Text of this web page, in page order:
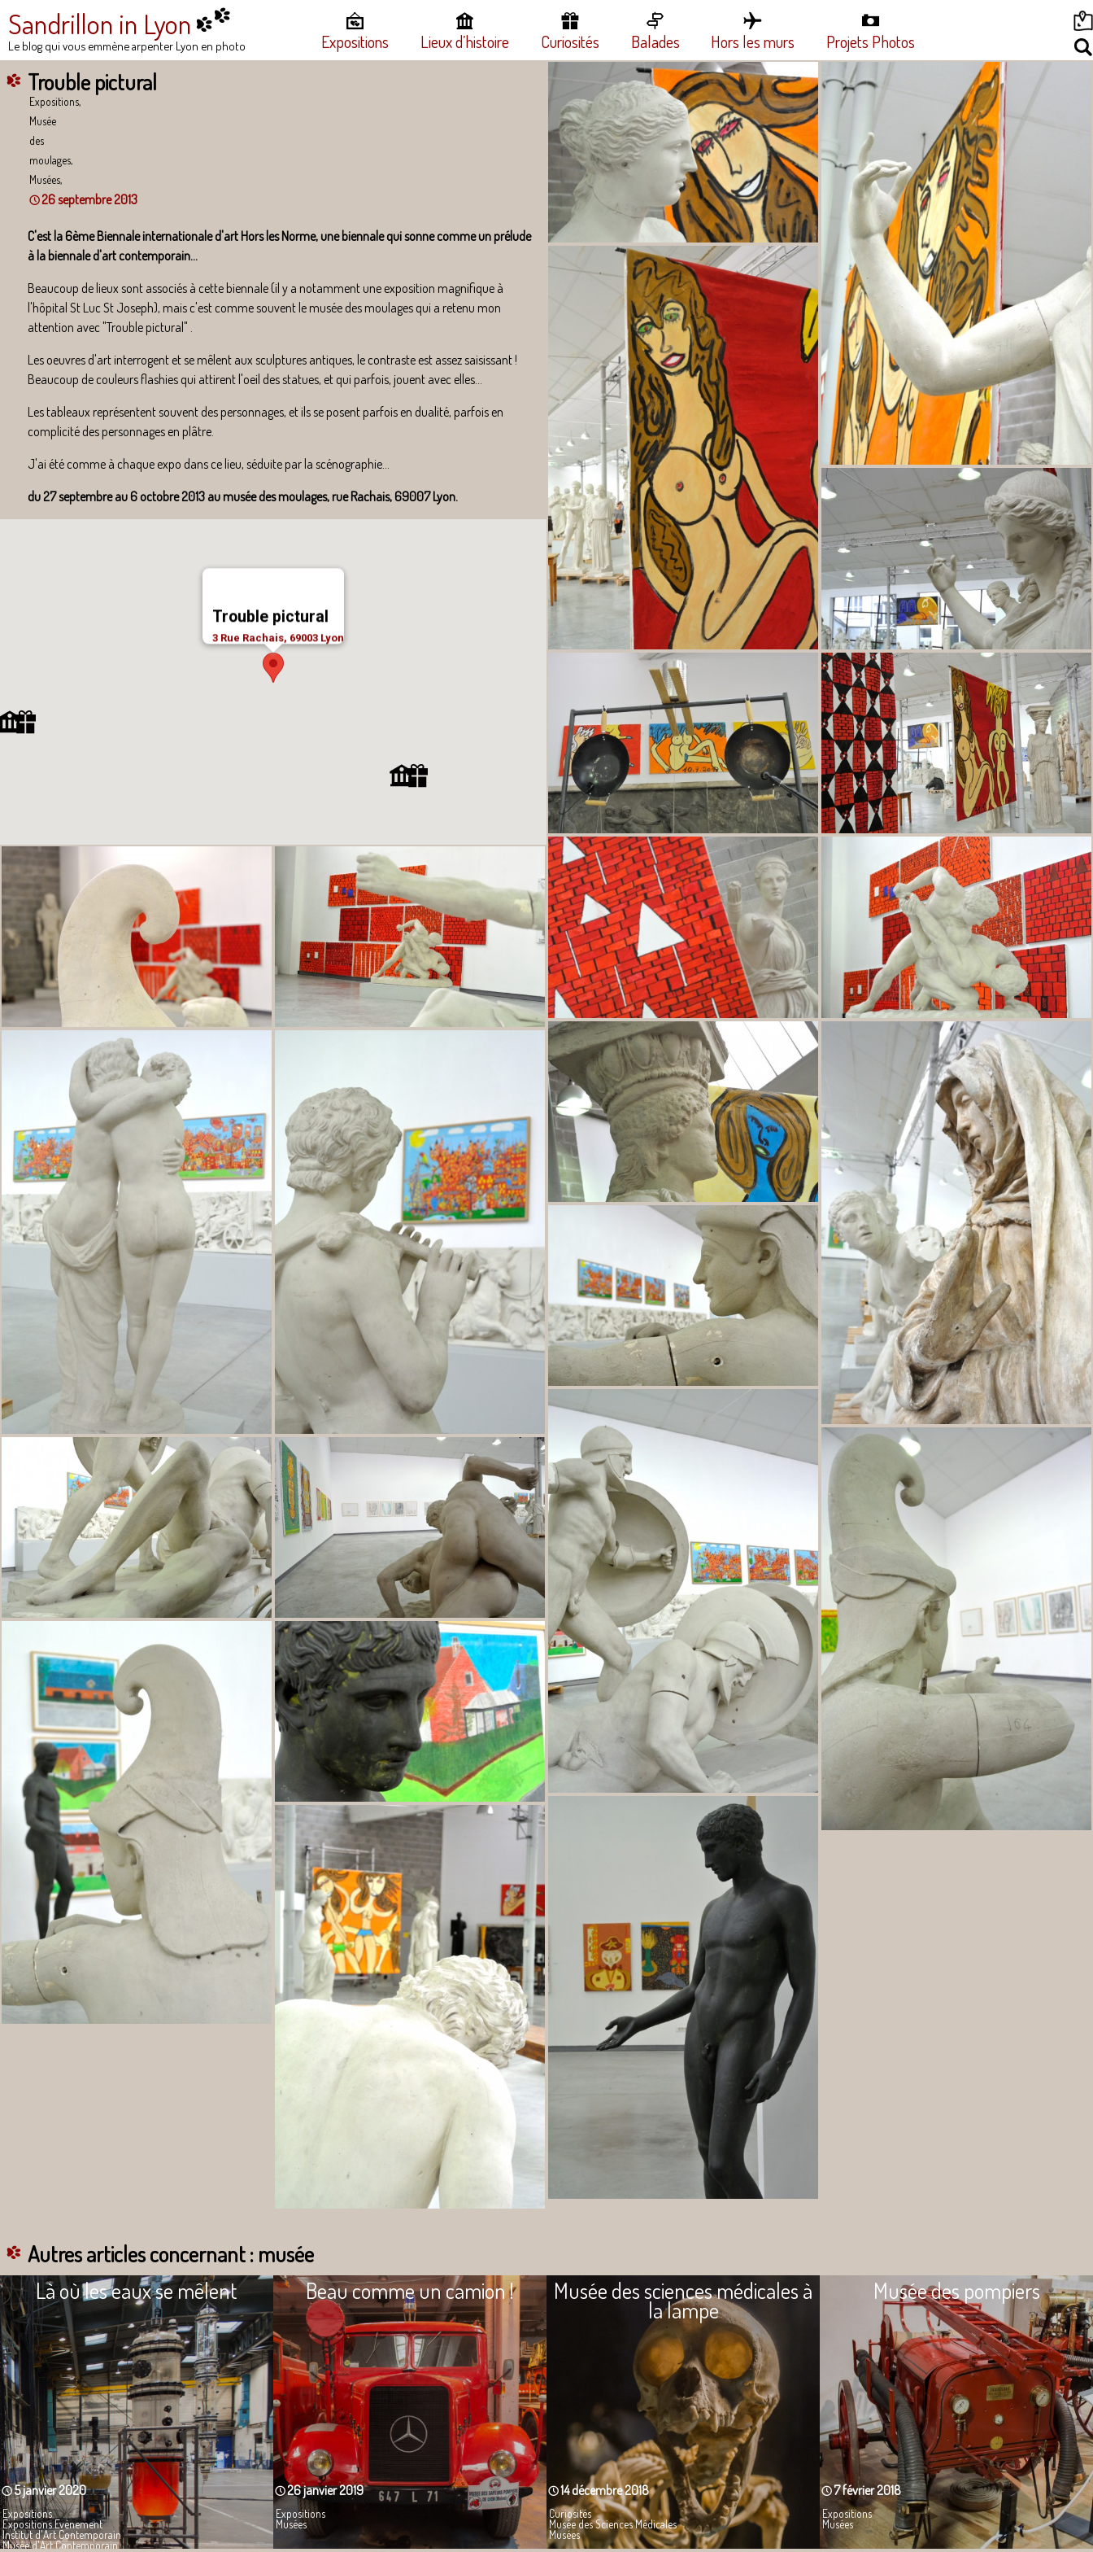
Sandrillon in Lyon
Le blog qui vous emmène arpenter Lyon en photo Expositions Lieux d’histoire Curiosités Balades Hors les murs Projets Photos
Trouble pictural
Expositions,
Musée
des
moulages,
Musées,
26 septembre 2013
C'est la 6ème Biennale internationale d'art Hors les Norme, une biennale qui sonne comme un prélude
à la biennale d'art contemporain...
Beaucoup de lieux sont associés à cette biennale (il y a notamment une exposition magnifique à
l'hôpital St Luc St Joseph), mais c'est comme souvent le musée des moulages qui a retenu mon
attention avec "Trouble pictural" .
Les oeuvres d'art interrogent et se mêlent aux sculptures antiques, le contraste est assez saisissant !
Beaucoup de couleurs flashies qui attirent l'oeil des statues, et qui parfois, jouent avec elles...
Les tableaux représentent souvent des personnages, et ils se posent parfois en dualité, parfois en
complicité des personnages en plâtre.
J'ai été comme à chaque expo dans ce lieu, séduite par la scénographie...
du 27 septembre au 6 octobre 2013 au musée des moulages, rue Rachais, 69007 Lyon.
Trouble pictural
3 Rue Rachais, 69003 Lyon
Autres articles concernant : musée
Là où les eaux se mêlent
5 janvier 2020
Expositions
Expositions Evènement
Institut d'Art Contemporain
Musée d'Art Contemporain
Beau comme un camion !
26 janvier 2019
Expositions
Musées
Musée des sciences médicales à
la lampe
14 décembre 2018
Curiosités
Musée des Sciences Médicales
Musées
Musée des pompiers
7 février 2018
Expositions
Musées